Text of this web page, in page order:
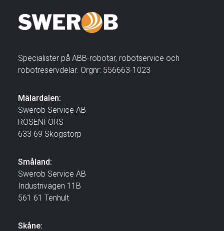
Specialister på ABB-robotar, robotservice och
robotreservdelar. Orgnr: 556663-1023
Mälardalen:
Swerob Service AB
ROSENFORS
633 69 Skogstorp
Småland:
Swerob Service AB
Industrivägen 11B
561 61 Tenhult
Skåne: